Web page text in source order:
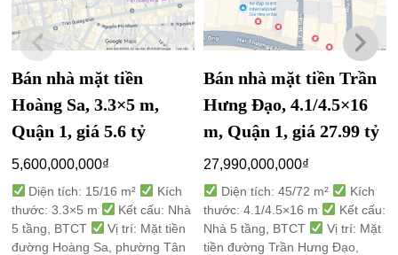
Bán nhà mặt tiền
Hoàng Sa, 3.3×5 m,
Quận 1, giá 5.6 tỷ
5,600,000,000₫
Diện tích: 15/16 m²
Kích
thước: 3.3×5 m
Kết cấu: Nhà
5 tầng, BTCT
Vị trí: Mặt tiền
đường Hoàng Sa, phường Tân
Bán nhà mặt tiền Trần
Hưng Đạo, 4.1/4.5×16
m, Quận 1, giá 27.99 tỷ
27,990,000,000₫
Diện tích: 45/72 m²
Kích
thước: 4.1/4.5×16 m
Kết cấu:
Nhà 5 tầng, BTCT
Vị trí: Mặt
tiền đường Trần Hưng Đạo,